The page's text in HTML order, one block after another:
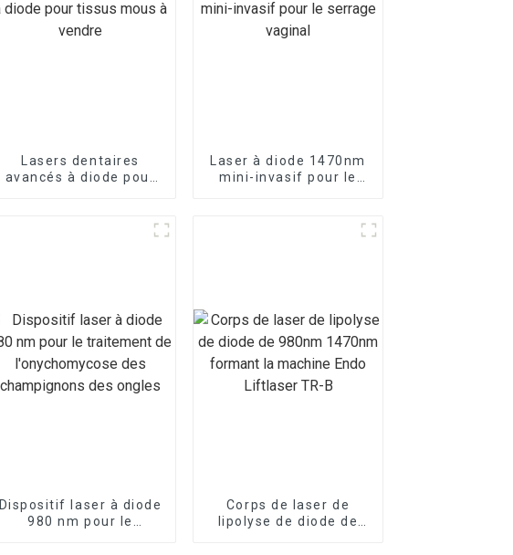
Lasers dentaires
avancés à diode pour
Laser à diode 1470nm
mini-invasif pour le
Dispositif laser à diode
980 nm pour le
Corps de laser de
lipolyse de diode de